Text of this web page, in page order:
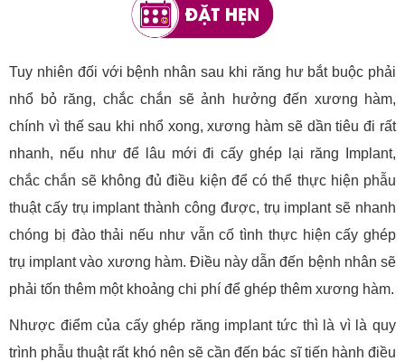
Tuy nhiên đối với bệnh nhân sau khi răng hư bắt buộc phải
nhổ bỏ răng, chắc chắn sẽ ảnh hưởng đến xương hàm,
chính vì thế sau khi nhổ xong, xương hàm sẽ dần tiêu đi rất
nhanh, nếu như để lâu mới đi cấy ghép lại răng Implant,
chắc chắn sẽ không đủ điều kiện để có thể thực hiện phẫu
thuật cấy trụ implant thành công được, trụ implant sẽ nhanh
chóng bị đào thải nếu như vẫn cố tình thực hiện cấy ghép
trụ implant vào xương hàm. Điều này dẫn đến bệnh nhân sẽ
phải tốn thêm một khoảng chi phí để ghép thêm xương hàm.
Nhược điểm của cấy ghép răng implant tức thì là vì là quy
trình phẫu thuật rất khó nên sẽ cần đến bác sĩ tiến hành điều